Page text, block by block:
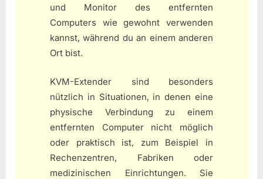
und Monitor des entfernten
Computers wie gewohnt verwenden
kannst, während du an einem anderen
Ort bist.
KVM-Extender sind besonders
nützlich in Situationen, in denen eine
physische Verbindung zu einem
entfernten Computer nicht möglich
oder praktisch ist, zum Beispiel in
Rechenzentren, Fabriken oder
medizinischen Einrichtungen. Sie